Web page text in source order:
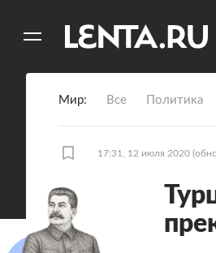
Мир Все Политика
17:31, 12 июля 2020